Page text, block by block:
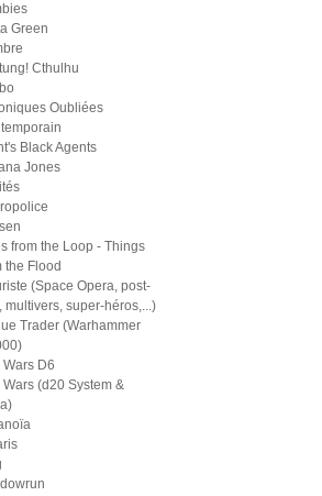
Green
Cthulhu
Oubliées
Black Agents
Jones
from the Loop - Things
the Flood
(Space Opera, post-
multivers, super-héros,...)
Trader (Warhammer
Wars D6
Wars (d20 System &